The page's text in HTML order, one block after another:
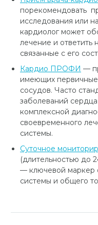
порекомендовать
исследования или
кардиолог может
лечение и
связанные с его
Кардио ПРОФИ —
имеющих первичные
сосудов. Часто
заболеваний
комплексной
своевременного
системы.
Суточное
(длительностью до
— ключевой маркер
системы и общего